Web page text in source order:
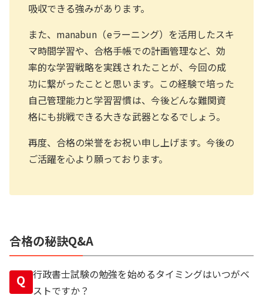
吸収できる強みがあります。
また、manabun（eラーニング）を活用したスキ
マ時間学習や、合格手帳での計画管理など、効
率的な学習戦略を実践されたことが、今回の成
功に繋がったことと思います。この経験で培った
自己管理能力と学習習慣は、今後どんな難関資
格にも挑戦できる大きな武器となるでしょう。
再度、合格の栄誉をお祝い申し上げます。今後の
ご活躍を心より願っております。
合格の秘訣Q&A
Q 行政書士試験の勉強を始めるタイミングはいつがベ
ストですか？